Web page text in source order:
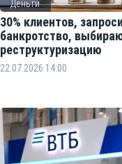
Деньги
30% клиентов,
банкротство,
реструктуризацию
22.07.2026 14:00